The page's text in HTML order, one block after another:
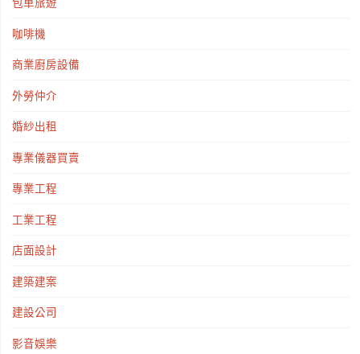
包車旅遊
咖啡機
商業廚房設備
外勞仲介
婚紗出租
專業儀器買賣
專業工程
工業工程
店面設計
建築建案
建設公司
影音娛樂